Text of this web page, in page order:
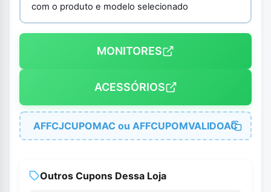
com o produto e modelo selecionado
MONITORES
ACESSÓRIOS
AFFCJCUPOMAC ou AFFCUPOMVALIDOAC
Outros Cupons Dessa Loja